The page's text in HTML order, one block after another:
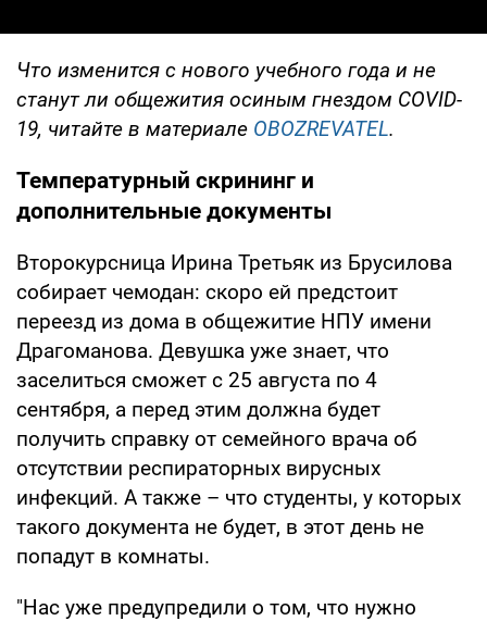
Что изменится с нового учебного года и не
станут ли общежития осиным гнездом COVID-
19, читайте в материале OBOZREVATEL.
Температурный скрининг и
дополнительные документы
Второкурсница Ирина Третьяк из Брусилова
собирает чемодан: скоро ей предстоит
переезд из дома в общежитие НПУ имени
Драгоманова. Девушка уже знает, что
заселиться сможет с 25 августа по 4
сентября, а перед этим должна будет
получить справку от семейного врача об
отсутствии респираторных вирусных
инфекций. А также – что студенты, у которых
такого документа не будет, в этот день не
попадут в комнаты.
"Нас уже предупредили о том, что нужно